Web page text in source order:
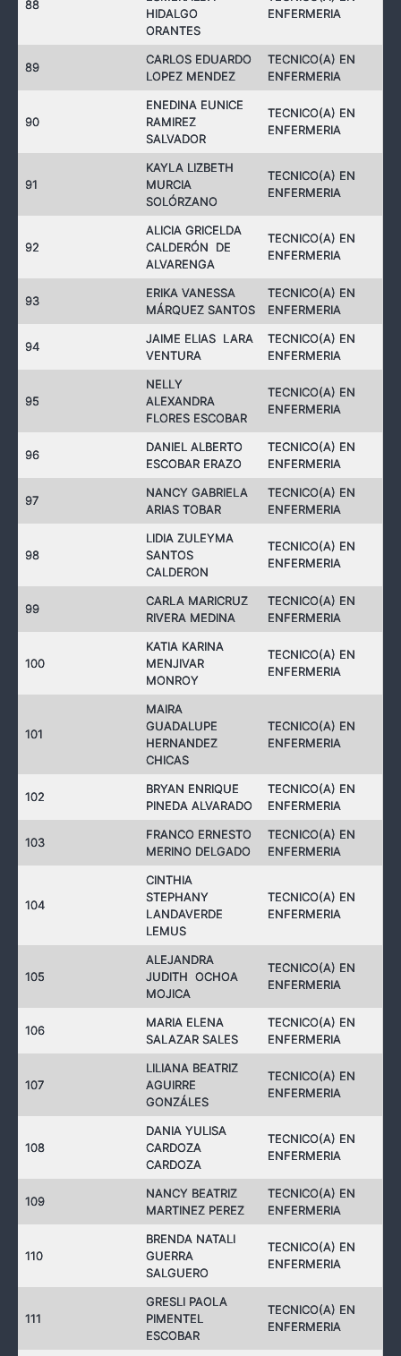
88
HIDALGO
ORANTES
ENFERMERIA
89
CARLOS EDUARDO
LOPEZ MENDEZ
TECNICO(A) EN
ENFERMERIA
90
ENEDINA EUNICE
RAMIREZ
SALVADOR
TECNICO(A) EN
ENFERMERIA
91
KAYLA LIZBETH
MURCIA
SOLÓRZANO
TECNICO(A) EN
ENFERMERIA
92
ALICIA GRICELDA
CALDERÓN DE
ALVARENGA
TECNICO(A) EN
ENFERMERIA
93
ERIKA VANESSA
MÁRQUEZ SANTOS
TECNICO(A) EN
ENFERMERIA
94
JAIME ELIAS LARA
VENTURA
TECNICO(A) EN
ENFERMERIA
95
NELLY
ALEXANDRA
FLORES ESCOBAR
TECNICO(A) EN
ENFERMERIA
96
DANIEL ALBERTO
ESCOBAR ERAZO
TECNICO(A) EN
ENFERMERIA
97
NANCY GABRIELA
ARIAS TOBAR
TECNICO(A) EN
ENFERMERIA
98
LIDIA ZULEYMA
SANTOS
CALDERON
TECNICO(A) EN
ENFERMERIA
99
CARLA MARICRUZ
RIVERA MEDINA
TECNICO(A) EN
ENFERMERIA
100
KATIA KARINA
MENJIVAR
MONROY
TECNICO(A) EN
ENFERMERIA
101
MAIRA
GUADALUPE
HERNANDEZ
CHICAS
TECNICO(A) EN
ENFERMERIA
102
BRYAN ENRIQUE
PINEDA ALVARADO
TECNICO(A) EN
ENFERMERIA
103
FRANCO ERNESTO
MERINO DELGADO
TECNICO(A) EN
ENFERMERIA
104
CINTHIA
STEPHANY
LANDAVERDE
LEMUS
TECNICO(A) EN
ENFERMERIA
105
ALEJANDRA
JUDITH OCHOA
MOJICA
TECNICO(A) EN
ENFERMERIA
106
MARIA ELENA
SALAZAR SALES
TECNICO(A) EN
ENFERMERIA
107
LILIANA BEATRIZ
AGUIRRE
GONZÁLES
TECNICO(A) EN
ENFERMERIA
108
DANIA YULISA
CARDOZA
CARDOZA
TECNICO(A) EN
ENFERMERIA
109
NANCY BEATRIZ
MARTINEZ PEREZ
TECNICO(A) EN
ENFERMERIA
110
BRENDA NATALI
GUERRA
SALGUERO
TECNICO(A) EN
ENFERMERIA
111
GRESLI PAOLA
PIMENTEL
ESCOBAR
TECNICO(A) EN
ENFERMERIA